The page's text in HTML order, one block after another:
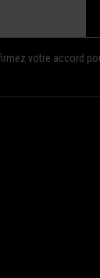
votre accord